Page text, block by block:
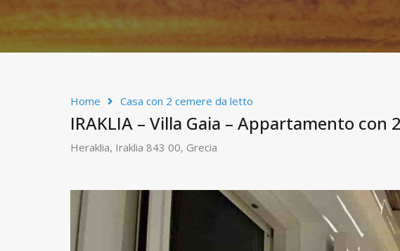
Home Casa con 2 cemere da letto
IRAKLIA – Villa Gaia – Appartamento con
Heraklia, Iraklia 843 00, Grecia